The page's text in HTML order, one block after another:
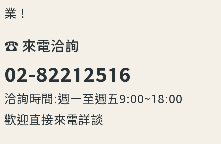
業！
☎︎ 來電洽詢
02-82212516
洽詢時間:週一至週五9:00~18:00
歡迎直接來電詳談